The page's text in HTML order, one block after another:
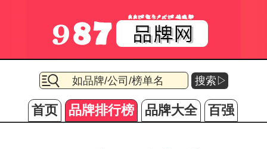
搜索▷
首页 品牌排行榜 品牌大全 百强